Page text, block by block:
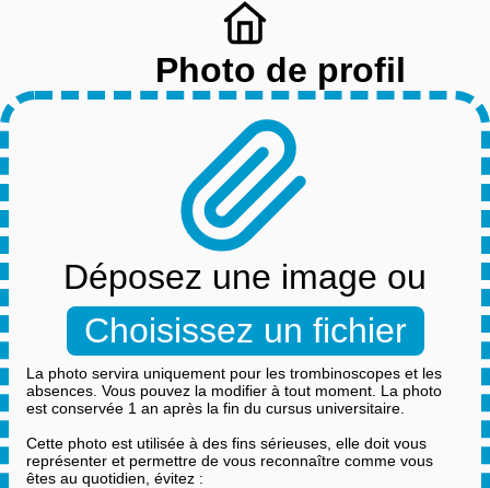
Photo de profil
Déposez une image ou
Choisissez un fichier
La photo servira uniquement pour les trombinoscopes et les
absences. Vous pouvez la modifier à tout moment. La photo
est conservée 1 an après la fin du cursus universitaire.
Cette photo est utilisée à des fins sérieuses, elle doit vous
représenter et permettre de vous reconnaître comme vous
êtes au quotidien, évitez :